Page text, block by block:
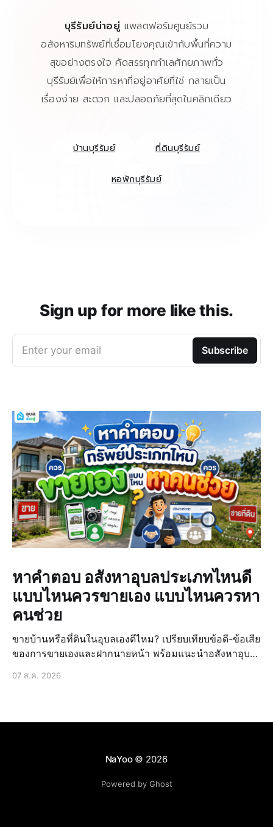
บุรีรัมย์น่าอยู่ แพลตฟอร์มศูนย์รวม
อสังหาริมทรัพย์ที่เชื่อมโยงคุณเข้ากับพื้นที่ความ
สุขอย่างตรงใจ คัดสรรทุกทำเลศักยภาพทั่ว
บุรีรัมย์เพื่อให้การหาที่อยู่อาศัยที่ใช่ กลายเป็น
เรื่องง่าย สะดวก และปลอดภัยที่สุดในคลิกเดียว
บ้านบุรีรัมย์ ที่ดินบุรีรัมย์
หอพักบุรีรัมย์
Sign up for more like this.
Enter your email Subscribe
หาคำตอบ อสังหาอุบลประเภทไหนดี
แบบไหนควรขายเอง แบบไหนควรหา
คนช่วย
ขายบ้านหรือที่ดินในอุบลเองดีไหม? เปรียบเทียบข้อดี-ข้อเสีย
ของการขายเองและฝากนายหน้า พร้อมแนะนำอสังหาอุบล
07 ส.ค. 2026
NaYoo© 2026
Powered by Ghost